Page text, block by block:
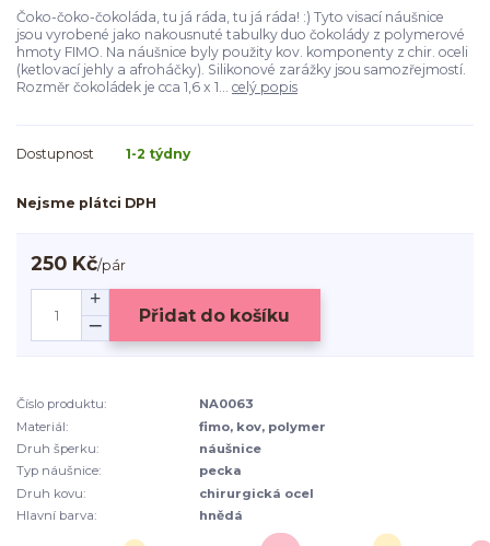
Čoko-čoko-čokoláda, tu já ráda, tu já ráda! :) Tyto visací náušnice
jsou vyrobené jako nakousnuté tabulky duo čokolády z polymerové
hmoty FIMO. Na náušnice byly použity kov. komponenty z chir. oceli
(ketlovací jehly a afroháčky). Silikonové zarážky jsou samozřejmostí.
Rozměr čokoládek je cca 1,6 x 1... celý popis
Dostupnost 1-2 týdny
Nejsme plátci DPH
250 Kč/pár
Přidat do košíku
Číslo produktu:
NA0063
Materiál:
fimo, kov, polymer
Druh šperku:
náušnice
Typ náušnice:
pecka
Druh kovu:
chirurgická ocel
Hlavní barva:
hnědá